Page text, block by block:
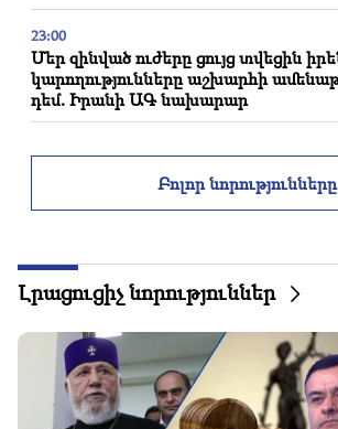
23:00
Մեր զինված ուժերը ցույց տվեցին
կարողությունները աշխարհի
դեմ. Իրանի ԱԳ նախարար
կանգնի ու վե՛րջ, մնացածը
փաստաբան (տեսանյութ)
21:42
Հայտնի են դարձել Թաիլանդի դպրոցի
ժամանակ զոհվածների մասին
21:30
Ո՞ւր կորավ հայի պահանջատեր
Նալչաջյանը՝ հայի հոգեկերտվածքի,
դիմագծի մասին (տեսանյութ)
Բոլոր նորությունները
Լրացուցիչ նորություններ